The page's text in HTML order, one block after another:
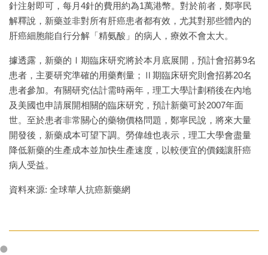
針注射即可，每月4針的費用約為1萬港幣。對於前者，鄭寧民
解釋說，新藥並非對所有肝癌患者都有效，尤其對那些體內的
肝癌細胞能自行分解「精氨酸」的病人，療效不會太大。
據透露，新藥的Ⅰ期臨床研究將於本月底展開，預計會招募9名
患者，主要研究準確的用藥劑量；Ⅱ期臨床研究則會招募20名
患者參加。有關研究估計需時兩年，理工大學計劃稍後在內地
及美國也申請展開相關的臨床研究，預計新藥可於2007年面
世。至於患者非常關心的藥物價格問題，鄭寧民說，將來大量
開發後，新藥成本可望下調。勞偉雄也表示，理工大學會盡量
降低新藥的生產成本並加快生產速度，以較便宜的價錢讓肝癌
病人受益。
資料來源: 全球華人抗癌新藥網